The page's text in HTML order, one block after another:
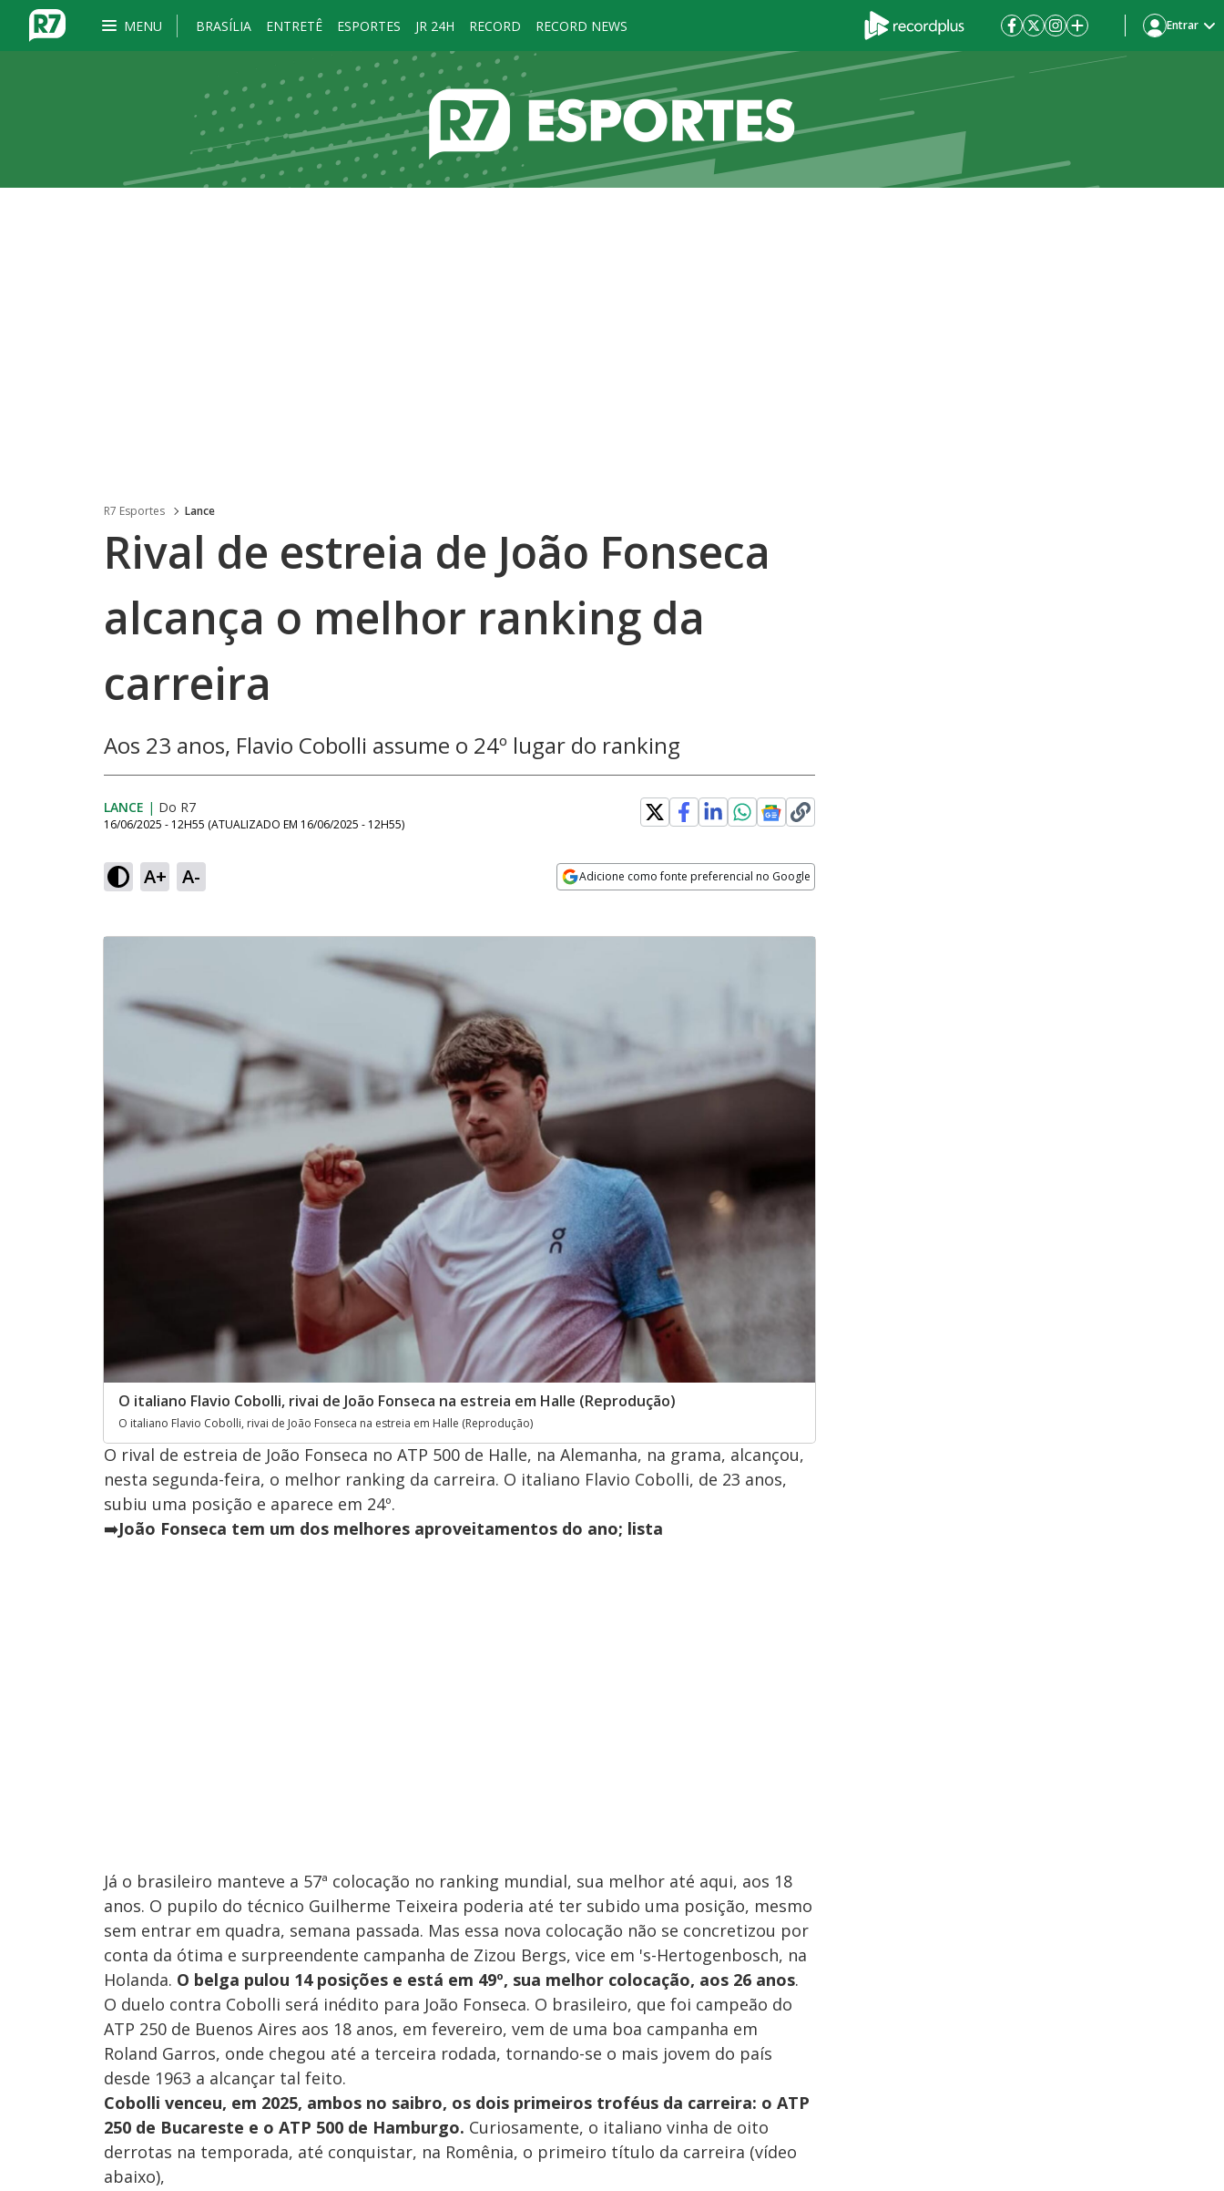
MENU BRASÍLIA ENTRETÊ ESPORTES JR 24H RECORD RECORD NEWS Entrar
R7 Esportes Lance
Rival de estreia de João Fonseca
alcança o melhor ranking da
carreira
Aos 23 anos, Flavio Cobolli assume o 24º lugar do ranking
LANCE | Do R7
16/06/2025 - 12H55 (ATUALIZADO EM 16/06/2025 - 12H55)
A+ A- Adicione como fonte preferencial no Google
O italiano Flavio Cobolli, rivai de João Fonseca na estreia em Halle (Reprodução)
O italiano Flavio Cobolli, rivai de João Fonseca na estreia em Halle (Reprodução)
O rival de estreia de João Fonseca no ATP 500 de Halle, na Alemanha, na grama, alcançou,
nesta segunda-feira, o melhor ranking da carreira. O italiano Flavio Cobolli, de 23 anos,
subiu uma posição e aparece em 24º.
➡️João Fonseca tem um dos melhores aproveitamentos do ano; lista
Já o brasileiro manteve a 57ª colocação no ranking mundial, sua melhor até aqui, aos 18
anos. O pupilo do técnico Guilherme Teixeira poderia até ter subido uma posição, mesmo
sem entrar em quadra, semana passada. Mas essa nova colocação não se concretizou por
conta da ótima e surpreendente campanha de Zizou Bergs, vice em 's-Hertogenbosch, na
Holanda. O belga pulou 14 posições e está em 49º, sua melhor colocação, aos 26 anos.
O duelo contra Cobolli será inédito para João Fonseca. O brasileiro, que foi campeão do
ATP 250 de Buenos Aires aos 18 anos, em fevereiro, vem de uma boa campanha em
Roland Garros, onde chegou até a terceira rodada, tornando-se o mais jovem do país
desde 1963 a alcançar tal feito.
Cobolli venceu, em 2025, ambos no saibro, os dois primeiros troféus da carreira: o ATP
250 de Bucareste e o ATP 500 de Hamburgo. Curiosamente, o italiano vinha de oito
derrotas na temporada, até conquistar, na Romênia, o primeiro título da carreira (vídeo
abaixo),